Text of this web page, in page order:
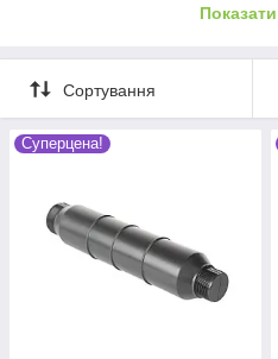
плёнкой, высока вероятность,
консервировать бассейн. В
аксессуары, которые Вы видите
Сортування
Суперцена!